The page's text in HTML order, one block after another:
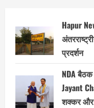
Hapur
प्रदर्शन
NDA
Jayant
शक्कर